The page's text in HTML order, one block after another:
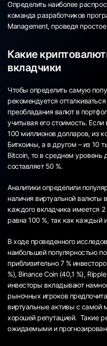
Определить наиболее
команда разработчиков
Management, проведя
Какие
вкладчики
Чтобы определить самую
рекомендуется
преобладания валют в
учитывая его стоимость.
100 миллионов долларов, из
Биткоины, а в другом – из 10
Bitcoin, то в среднем уровень
составляет 50 %.
Аналитики определили
наличия виртуальной валюты
каждого вкладчика имеется
равна 100 %, так как каждый
В ходе проведенного
наибольшей популярностью
приблизительно 7 %
%), Binance Coin (40,1 %),
инвесторы вкладывают
рыночных игроков
виртуальные активы с самой
хорошей репутацией. Такие
ожидаемыми и